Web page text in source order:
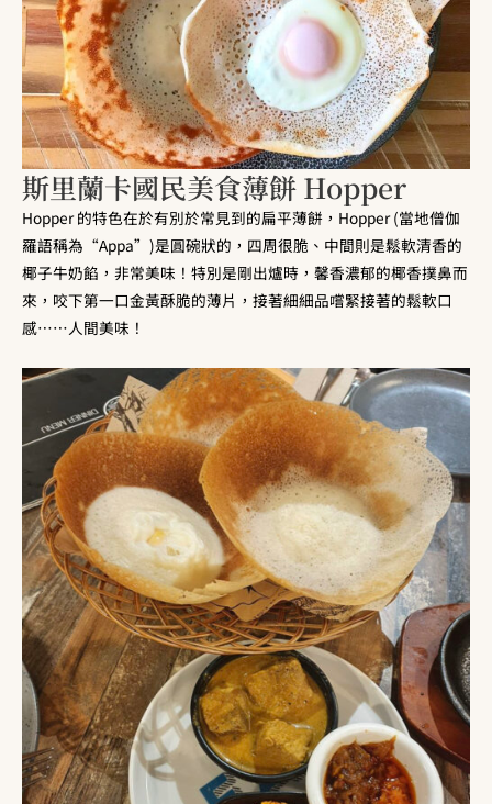
斯里蘭卡國民美食薄餅 Hopper
Hopper 的特色在於有別於常見到的扁平薄餅，Hopper (當地僧伽
羅語稱為“Appa”)是圓碗狀的，四周很脆、中間則是鬆軟清香的
椰子牛奶餡，非常美味！特別是剛出爐時，馨香濃郁的椰香撲鼻而
來，咬下第一口金黃酥脆的薄片，接著細細品嚐緊接著的鬆軟口
感……人間美味！